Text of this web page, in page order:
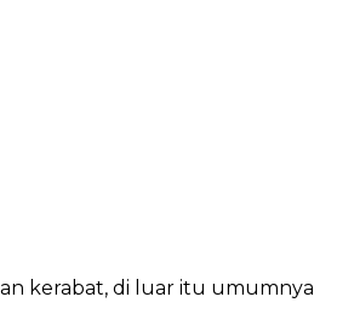
kerabat, di luar itu umumnya